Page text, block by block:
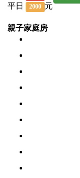
平日
2000 元
親子家庭房